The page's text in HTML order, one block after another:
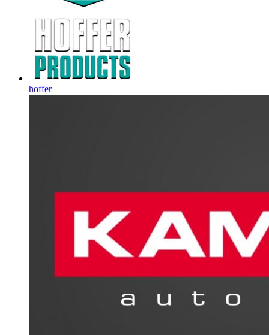
hoffer